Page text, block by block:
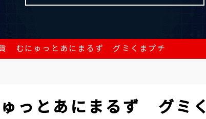
むにゅっとあにまるず グミくまプチ
っとあにまるず グミく